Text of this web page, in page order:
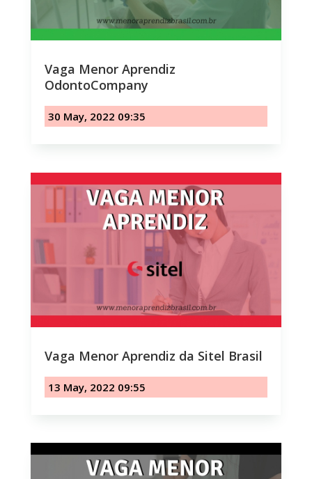
Vaga Menor Aprendiz
OdontoCompany
30 May, 2022 09:35
Vaga Menor Aprendiz da Sitel Brasil
13 May, 2022 09:55